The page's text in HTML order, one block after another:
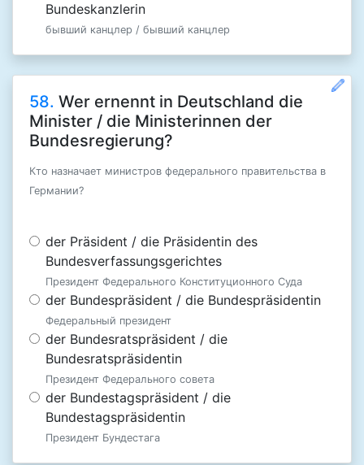
Bundeskanzlerin
бывший канцлер / бывший канцлер
58. Wer ernennt in Deutschland die
Minister / die Ministerinnen der
Bundesregierung?
Кто назначает министров федерального правительства в
Германии?
der Präsident / die Präsidentin des
Bundesverfassungsgerichtes
Президент Федерального Конституционного Суда
der Bundespräsident / die Bundespräsidentin
Федеральный президент
der Bundesratspräsident / die
Bundesratspräsidentin
Президент Федерального совета
der Bundestagspräsident / die
Bundestagspräsidentin
Президент Бундестага